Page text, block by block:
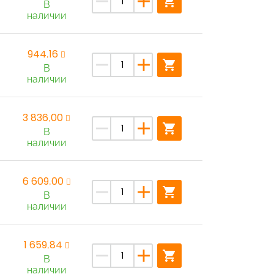
В
наличии
944,16
В
наличии
remove add shopping_cart
3 836,00
В
наличии
remove add shopping_cart
6 609,00
В
наличии
remove add shopping_cart
1 659,84
В
наличии
remove add shopping_cart